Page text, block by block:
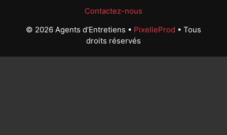
Contactez-nous
© 2026 Agents d’Entretiens • PixelleProd • Tous
droits réservés